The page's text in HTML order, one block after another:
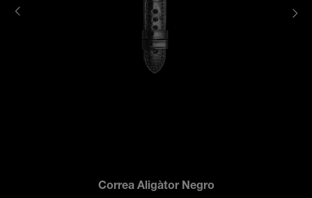
Correa Aligàtor Negro